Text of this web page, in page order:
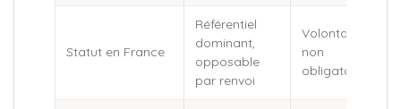
Statut en France
Référentiel
dominant,
opposable
par renvoi
Volontaire,
non
obligatoire